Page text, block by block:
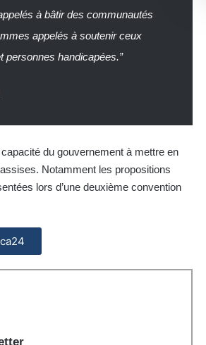
à bâtir des communautés
appelés à soutenir ceux
handicapées.”
du gouvernement à mettre en
Notamment les propositions
lors d’une deuxième convention